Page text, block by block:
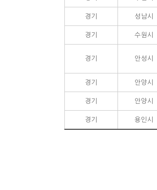
경기 성남시
경기 수원시
경기 안성시
경기 안양시
경기 안양시
경기 용인시